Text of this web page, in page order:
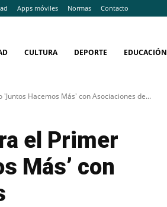
Apps móviles Normas Contacto
CULTURA DEPORTE EDUCACIÓN
Hacemos Más' con Asociaciones de...
el Primer
Más’ con